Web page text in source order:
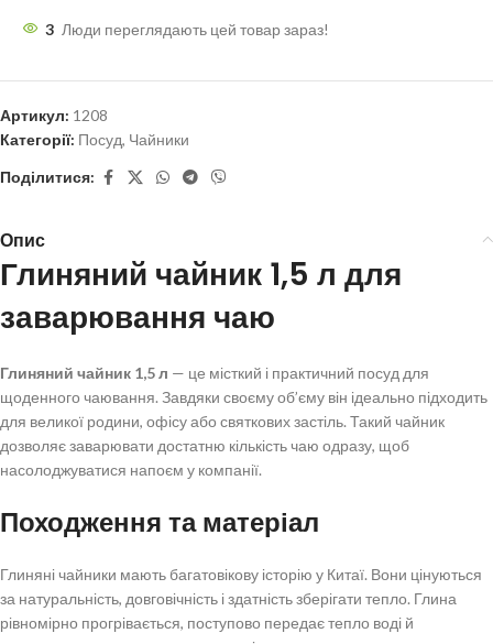
3 Люди переглядають цей товар зараз!
Артикул: 1208
Категорії: Посуд, Чайники
Поділитися:
Опис
Глиняний чайник 1,5 л для
заварювання чаю
Глиняний чайник 1,5 л — це місткий і практичний посуд для
щоденного чаювання. Завдяки своєму об’єму він ідеально підходить
для великої родини, офісу або святкових застіль. Такий чайник
дозволяє заварювати достатню кількість чаю одразу, щоб
насолоджуватися напоєм у компанії.
Походження та матеріал
Глиняні чайники мають багатовікову історію у Китаї. Вони цінуються
за натуральність, довговічність і здатність зберігати тепло. Глина
рівномірно прогрівається, поступово передає тепло воді й